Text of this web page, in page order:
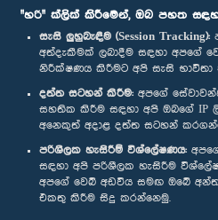
"හරි" ක්ලික් කිරීමෙන්, ඔබ පහත
සැසි ලුහුබැඳීම (Session Tracking):
අත්දැකීමක් ලබාදීම සඳහා අපගේ
නිරීක්ෂණය කිරීමට අපි සැසි භාවිතා
දත්ත සටහන් කිරීම: අපගේ
සහතික කිරීම සඳහා අපි ඔබගේ IP
අනෙකුත් අදාළ දත්ත සටහන්
පරිශීලක හැසිරීම් විශ්ලේෂණය:
සඳහා අපි පරිශීලක හැසිරීම
අපගේ වෙබ් අඩවිය සමඟ ඔබේ
එකතු කිරීම සිදු කරන්නෙමු.
අප හා සම්බන්ධ වී සිටින්න :
සම්මාන
පෞද්ගලිකත්ව ප්‍රතිපත්තිය